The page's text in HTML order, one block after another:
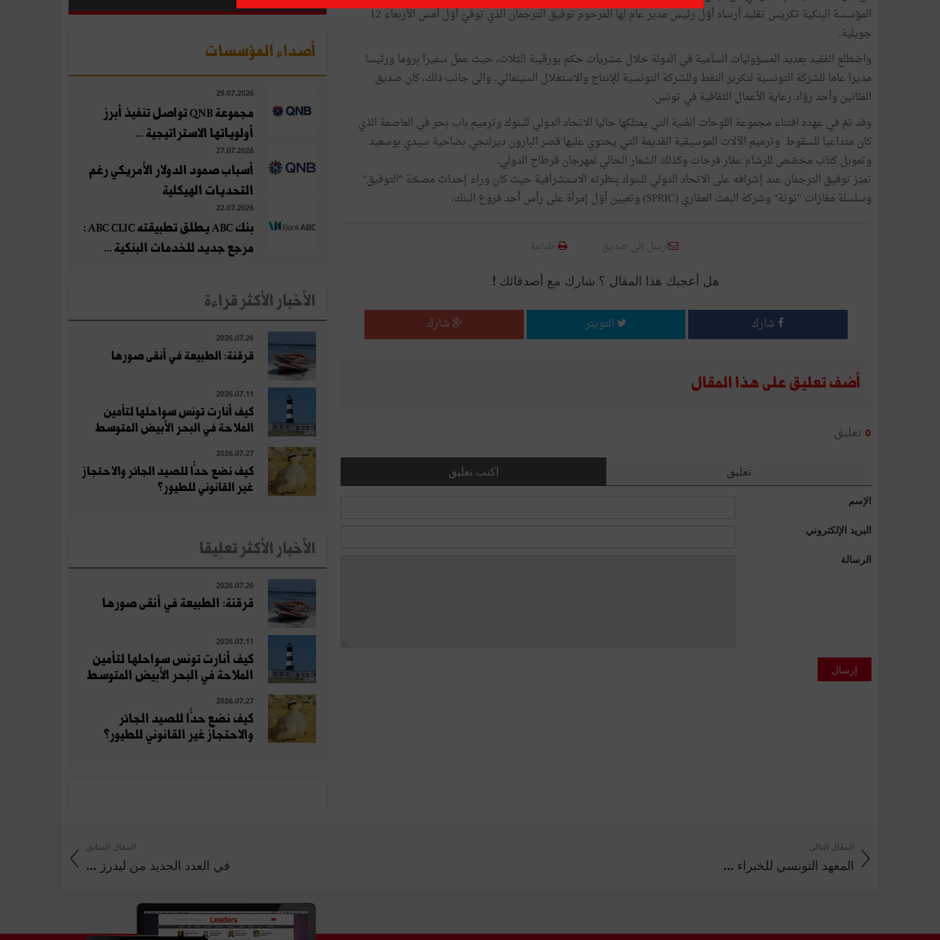
المؤسسة البنكية تكريس تقليد أرساه أوّل رئيس مدير عام لها المرحوم توفيق الترجمان الذي توفيّ أوّل أمس الأربعاء 12
جويلية.
واضطلع الفقيد بعديد المسؤوليات السامية في الدولة خلال عشريات حكم بورقيبة الثلاث، حيث عمل سفيرا بروما ورئيسا
مديرا عاما للشركة التونسية لتكرير النفط وللشركة التونسية للإنتاج والاستغلال السينمائي. والى جانب ذلك، كان صديق
الفنّانين وأحد روّاد رعاية الأعمال الثقافية في تونس.
وقد تمّ في عهده اقتناء مجموعة اللوحات الفنية التي يمتلكها حاليا الاتحاد الدولي للبنوك وترميم باب بحر في العاصمة الذي
كان متداعيا للسقوط وترميم الآلات الموسيقية القديمة التي يحتوي عليها قصر البارون ديرلنجي بضاحية سيدي بوسعيد
وتمويل كتاب مخصّص للرسّام عمّار فرحات وكذلك الشعار الحالي لمهرجان قرطاج الدولي.
تميّز توفيق الترجمان عند إشرافه على الاتحاد الدولي للبنوك بنظرته الاستشرافية حيث كان وراء إحداث مصحّة "التوفيق"
وسلسلة مغازات "توتة" وشركة البعث العقاري (SPRIC) وتعيين أوّل إمرأة على رأس أحد فروع البنك.
أرسل إلى صديق طباعة
هل أعجبك هذا المقال ؟ شارك مع أصدقائك !
شارك التويتر شارك
أضف تعليق على هذا المقال
0 تعليق
اكتب تعليق تعليق
الإسم
البريد الإلكتروني
الرسالة
إرسال
أصداء المؤسسات
29.07.2026
مجموعة QNB تواصل تنفيذ أبرز
أولوياتها الاستراتيجية ...
27.07.2026
أسباب صمود الدولار الأمريكي رغم
التحديات الهيكلية
22.07.2026
بنك ABC يطلق تطبيقته ABC CLIC :
مرجع جديد للخدمات البنكية ...
الأخبار الأكثر قراءة
2026.07.26
قرقنة: الطبيعة في أنقى صورها
2026.07.11
كيف أنارت تونس سواحلها لتأمين
الملاحة في البحر الأبيض المتوسط
2026.07.27
كيف نضع حدًّا للصيد الجائر والاحتجاز
غير القانوني للطيور؟
الأخبار الأكثر تعلِيقا
2026.07.26
قرقنة: الطبيعة في أنقى صورها
2026.07.11
كيف أنارت تونس سواحلها لتأمين
الملاحة في البحر الأبيض المتوسط
2026.07.27
كيف نضع حدًّا للصيد الجائر
والاحتجاز غير القانوني للطيور؟
المقال السابق
في العدد الجديد من ليدرز ...
المقال التالي
المعهد التونسي للخبراء ...